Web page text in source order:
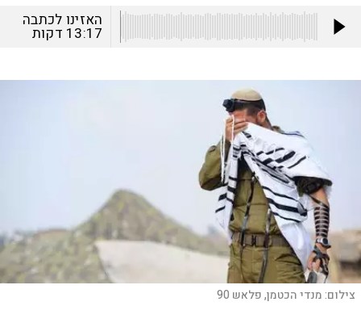
האזינו לכתבה
13:17 דקות
צילום:מנדי הכטמן, פלאש 90